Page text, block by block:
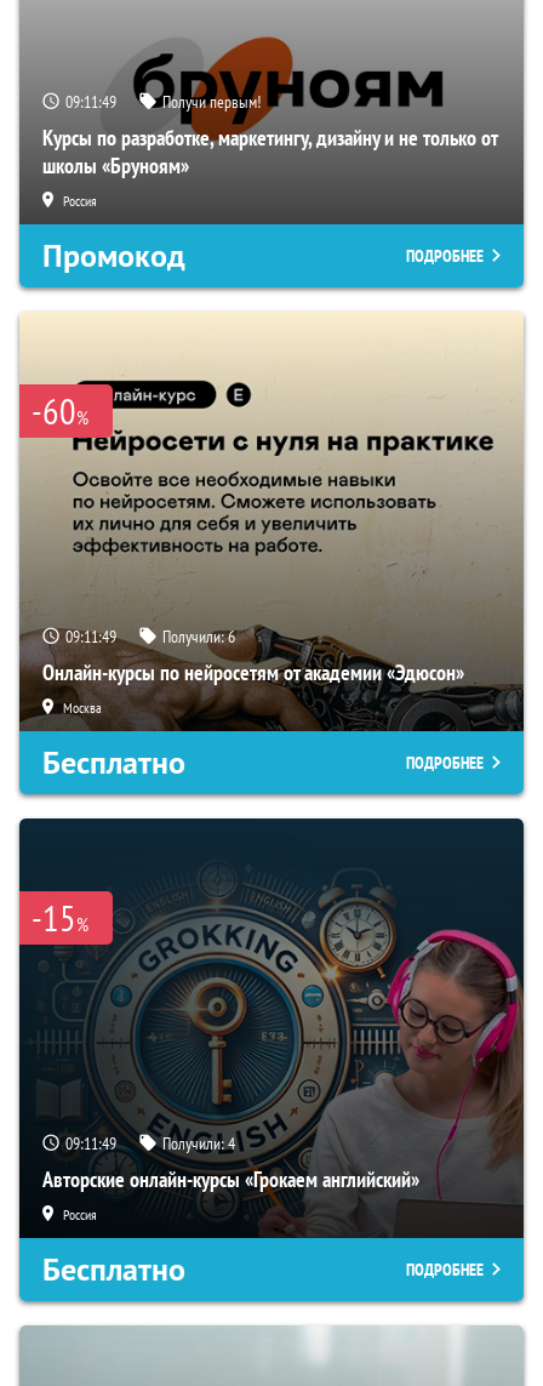
09:11:48 Получи первым!
Курсы по разработке, маркетингу, дизайну и не только от
школы «Бруноям»
Россия
Промокод ПОДРОБНЕЕ
-60%
09:11:48 Получили:6
Онлайн-курсы по нейросетям от академии «Эдюсон»
Москва
Бесплатно ПОДРОБНЕЕ
-15%
09:11:48 Получили:4
Авторские онлайн-курсы «Грокаем английский»
Россия
Бесплатно ПОДРОБНЕЕ